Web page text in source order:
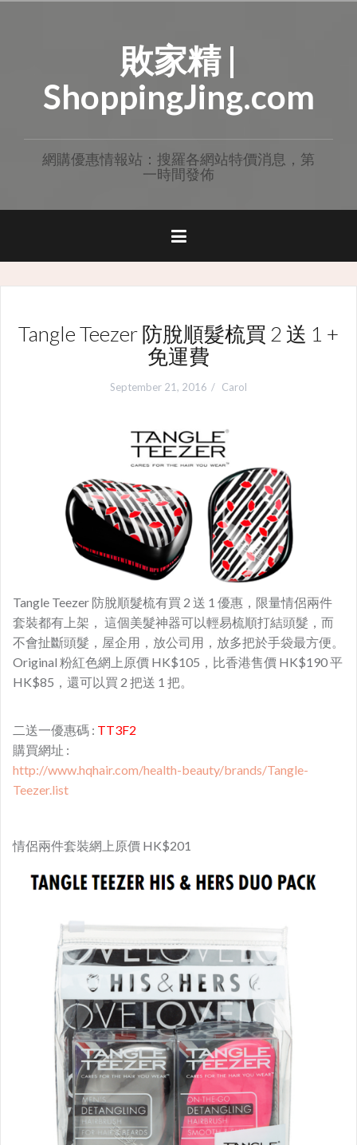
敗家精 |
ShoppingJing.com
網購優惠情報站：搜羅各網站特價消息，第
一時間發佈
Tangle Teezer 防脫順髮梳買 2 送 1 +
免運費
September 21, 2016 Carol
Tangle Teezer 防脫順髮梳有買 2 送 1 優惠，限量情侶兩件
套裝都有上架， 這個美髮神器可以輕易梳順打結頭髮，而
不會扯斷頭髮，屋企用，放公司用，放多把於手袋最方便。
Original 粉紅色網上原價 HK$105，比香港售價 HK$190 平
HK$85，還可以買 2 把送 1 把。
二送一優惠碼 : TT3F2
購買網址 :
http://www.hqhair.com/health-beauty/brands/Tangle-
Teezer.list
情侶兩件套裝網上原價 HK$201